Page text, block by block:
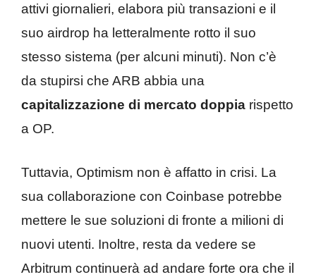
attivi giornalieri, elabora più transazioni e il
suo airdrop ha letteralmente rotto il suo
stesso sistema (per alcuni minuti). Non c’è
da stupirsi che ARB abbia una
capitalizzazione di mercato doppia rispetto
a OP.
Tuttavia, Optimism non è affatto in crisi. La
sua collaborazione con Coinbase potrebbe
mettere le sue soluzioni di fronte a milioni di
nuovi utenti. Inoltre, resta da vedere se
Arbitrum continuerà ad andare forte ora che il